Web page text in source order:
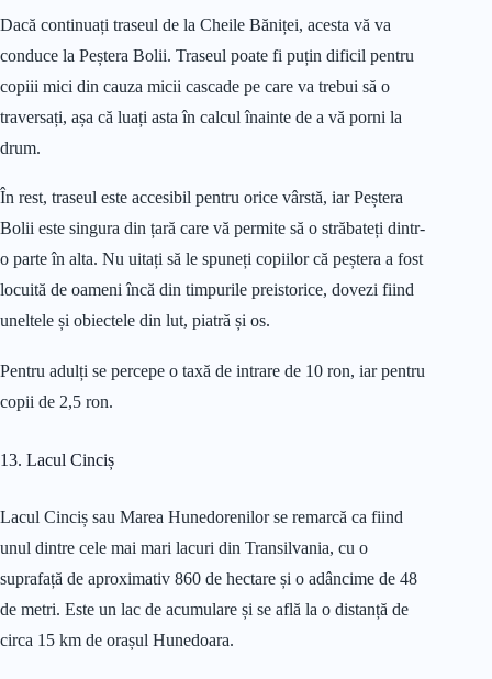
Dacă continuați traseul de la Cheile Băniței, acesta vă va
conduce la Peștera Bolii. Traseul poate fi puțin dificil pentru
copiii mici din cauza micii cascade pe care va trebui să o
traversați, așa că luați asta în calcul înainte de a vă porni la
drum.
În rest, traseul este accesibil pentru orice vârstă, iar Peștera
Bolii este singura din țară care vă permite să o străbateți dintr-
o parte în alta. Nu uitați să le spuneți copiilor că peștera a fost
locuită de oameni încă din timpurile preistorice, dovezi fiind
uneltele și obiectele din lut, piatră și os.
Pentru adulți se percepe o taxă de intrare de 10 ron, iar pentru
copii de 2,5 ron.
13. Lacul Cinciș
Lacul Cinciș sau Marea Hunedorenilor se remarcă ca fiind
unul dintre cele mai mari lacuri din Transilvania, cu o
suprafață de aproximativ 860 de hectare și o adâncime de 48
de metri. Este un lac de acumulare și se află la o distanță de
circa 15 km de orașul Hunedoara.